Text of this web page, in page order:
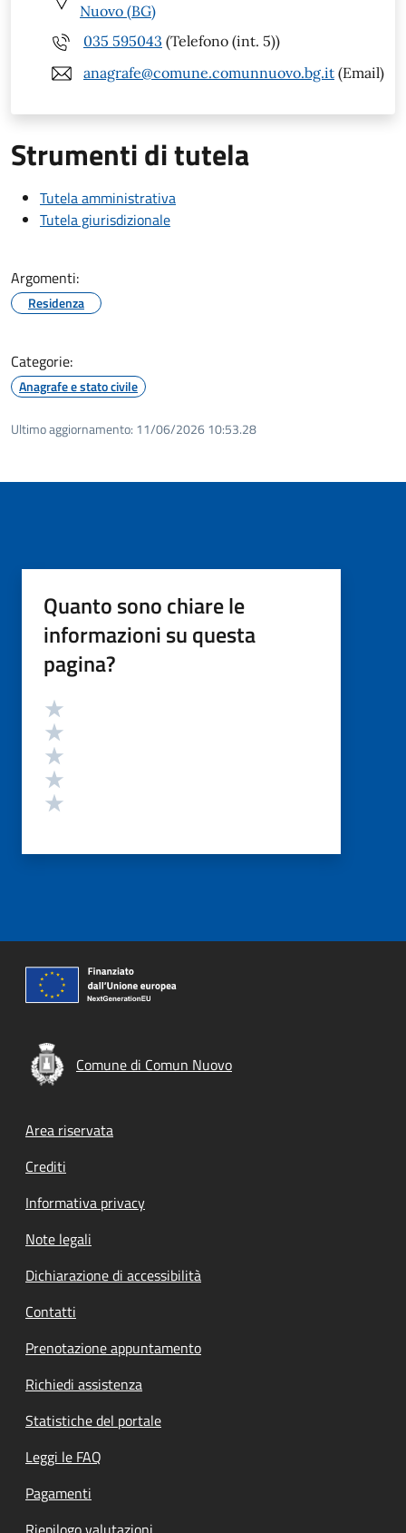
Nuovo (BG)
035 595043 (Telefono (int. 5))
anagrafe@comune.comunnuovo.bg.it (Email)
Strumenti di tutela
Tutela amministrativa
Tutela giurisdizionale
Argomenti:
Residenza
Categorie:
Anagrafe e stato civile
Ultimo aggiornamento: 11/06/2026 10:53.28
Quanto sono chiare le
informazioni su questa
pagina?
Valutazione
Comune di Comun Nuovo
Footer menu
Area riservata
Crediti
Informativa privacy
Note legali
Dichiarazione di accessibilità
Contatti
Prenotazione appuntamento
Richiedi assistenza
Statistiche del portale
Leggi le FAQ
Pagamenti